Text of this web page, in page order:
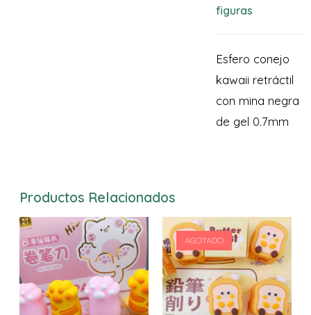
figuras
Esfero conejo
kawaii retráctil
con mina negra
de gel 0.7mm
Productos Relacionados
AGOTADO